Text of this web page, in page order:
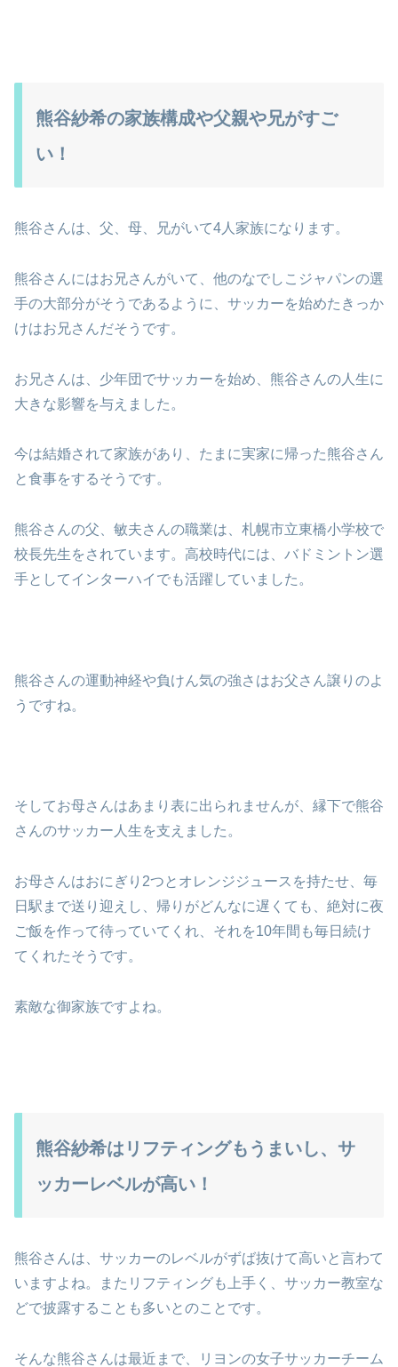
熊谷紗希の家族構成や父親や兄がすご
い！
熊谷さんは、父、母、兄がいて4人家族になります。
熊谷さんにはお兄さんがいて、他のなでしこジャパンの選
手の大部分がそうであるように、サッカーを始めたきっか
けはお兄さんだそうです。
お兄さんは、少年団でサッカーを始め、熊谷さんの人生に
大きな影響を与えました。
今は結婚されて家族があり、たまに実家に帰った熊谷さん
と食事をするそうです。
熊谷さんの父、敏夫さんの職業は、札幌市立東橋小学校で
校長先生をされています。高校時代には、バドミントン選
手としてインターハイでも活躍していました。
熊谷さんの運動神経や負けん気の強さはお父さん譲りのよ
うですね。
そしてお母さんはあまり表に出られませんが、縁下で熊谷
さんのサッカー人生を支えました。
お母さんはおにぎり2つとオレンジジュースを持たせ、毎
日駅まで送り迎えし、帰りがどんなに遅くても、絶対に夜
ご飯を作って待っていてくれ、それを10年間も毎日続け
てくれたそうです。
素敵な御家族ですよね。
熊谷紗希はリフティングもうまいし、サ
ッカーレベルが高い！
熊谷さんは、サッカーのレベルがずば抜けて高いと言わて
いますよね。またリフティングも上手く、サッカー教室な
どで披露することも多いとのことです。
そんな熊谷さんは最近まで、リヨンの女子サッカーチーム